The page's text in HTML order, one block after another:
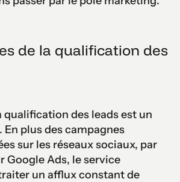
de la qualification des
qualification des leads est un
plus des campagnes
sur les réseaux sociaux, par
Google Ads, le service
un afflux constant de